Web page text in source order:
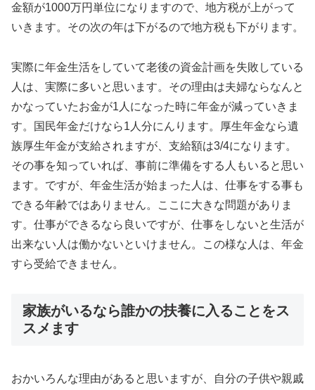
金額が1000万円単位になりますので、地方税が上がって
いきます。その次の年は下がるので地方税も下がります。
実際に年金生活をしていて老後の資金計画を失敗している
人は、実際に多いと思います。その理由は夫婦ならなんと
かなっていたお金が1人になった時に年金が減っていきま
す。国民年金だけなら1人分にんります。厚生年金なら遺
族厚生年金が支給されますが、支給額は3/4になります。
その事を知っていれば、事前に準備をする人もいると思い
ます。ですが、年金生活が始まった人は、仕事をする事も
できる年齢ではありません。ここに大きな問題がありま
す。仕事ができるなら良いですが、仕事をしないと生活が
出来ない人は働かないといけません。この様な人は、年金
すら受給できません。
家族がいるなら誰かの扶養に入ることをス
スメます
おかいろんな理由があると思いますが、自分の子供や親戚